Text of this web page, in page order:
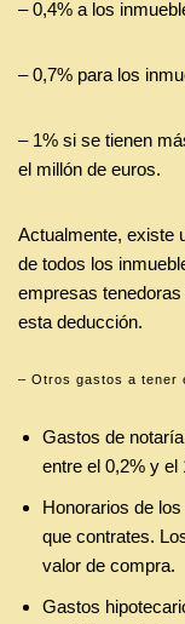
– 0,4% a los
– 0,7% para los
– 1% si se tienen
el millón de euros.
Actualmente, existe
de todos los
empresas
esta deducción.
– Otros gastos a tener
Gastos de
entre el 0,2% y el
Honorarios de
que contrates.
valor de compra.
Gastos